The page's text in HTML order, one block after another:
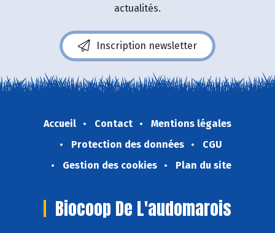
actualités.
Inscription newsletter
Accueil Contact
Mentions légales
Protection des données
CGU
Gestion des cookies
Plan du site
Biocoop De L'audomarois